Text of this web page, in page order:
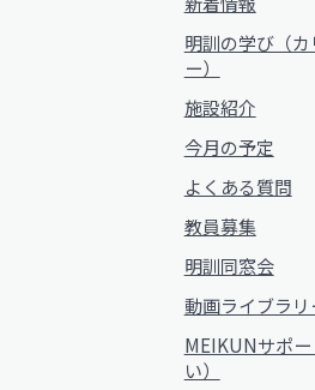
明訓の学び（
ー）
施設紹介
今月の予定
よくある質問
教員募集
明訓同窓会
動画ライブラリ
MEIKUNサポ
い）